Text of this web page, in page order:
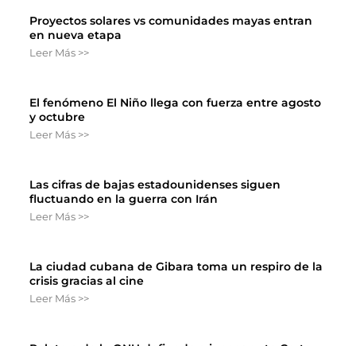
Proyectos solares vs comunidades mayas entran
en nueva etapa
Leer Más >>
El fenómeno El Niño llega con fuerza entre agosto
y octubre
Leer Más >>
Las cifras de bajas estadounidenses siguen
fluctuando en la guerra con Irán
Leer Más >>
La ciudad cubana de Gibara toma un respiro de la
crisis gracias al cine
Leer Más >>